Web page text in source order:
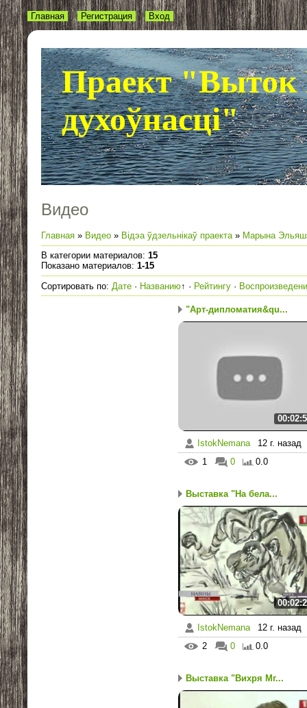
Праект "Выток
духоўнасці"
Главная Регистрация Вход
Видео
Главная » Видео » Відэа ўдзельнікаў праекта» Марына
В категории материалов: 15
Показано материалов: 1-15
Сортировать по: Дате · Названию↑ · Рейтингу ·
"Арт-дипломатия&qu...
IstokNemana
12 г. назад
1
0 0.0
Выставка "На бела...
IstokNemana
12 г. назад
2
0 0.0
Выставка "Вихря Мг...